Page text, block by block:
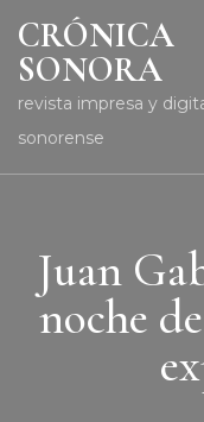
CRÓNICA
SONORA
revista impresa y
sonorense
Juan
noche